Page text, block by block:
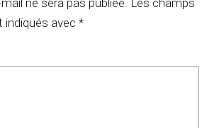
indiqués avec *